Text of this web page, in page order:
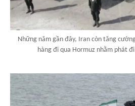
Những năm gần đây, Iran còn tăng
hàng đi qua Hormuz nhằm phát